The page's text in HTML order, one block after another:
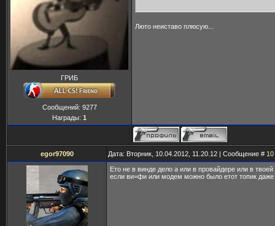
ГРИБ
Сообщений: 9277
Награды: 1
Люто неиставо плюсую...
egor97090 Дата: Вторник, 10.04.2012, 11.20.12 | Сообщение # 10
Ето не в винде дело а или в провайдере или в
если ви=фи или модем можно было етот топик даже